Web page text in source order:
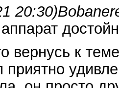
20:30)
вернусь к
приятно